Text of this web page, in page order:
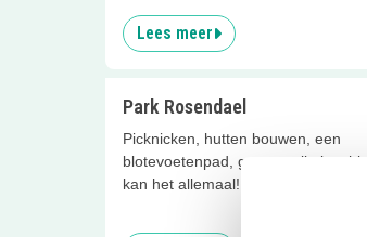
Lees meer
Park Rosendael
Picknicken, hutten bouwen, een
blotevoetenpad, gave spelletjes, hier
kan het allemaal!